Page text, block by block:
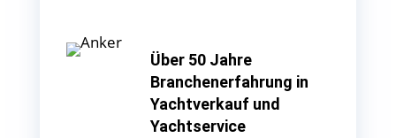
Über 50 Jahre
Branchenerfahrung in
Yachtverkauf und
Yachtservice